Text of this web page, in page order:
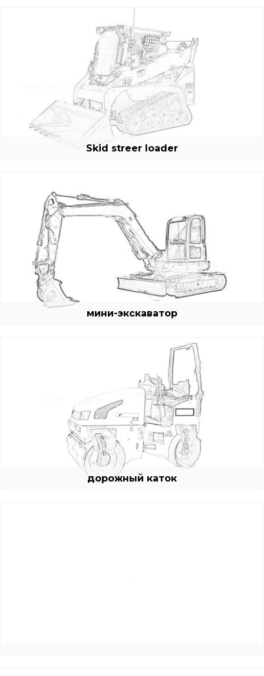
Skid streer loader
мини-экскаватор
дорожный каток